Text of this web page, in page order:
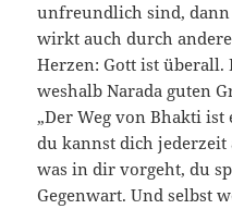
unfreundlich sind, dann
wirkt auch durch
Herzen: Gott ist überall.
weshalb Narada guten
„Der Weg von Bhakti
du kannst dich jederzeit
was in dir vorgeht, du
Gegenwart. Und selbst